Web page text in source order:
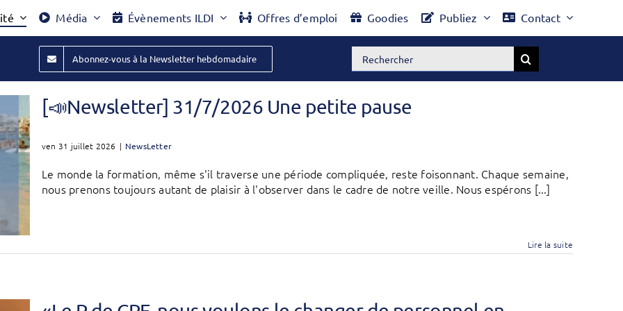
Média Évènements ILDI Offres d’emploi Goodies Publiez Contact
Abonnez-vous à la Newsletter hebdomadaire Rechercher:
[📣Newsletter] 31/7/2026 Une petite pause
ven 31 juillet 2026 | NewsLetter
Le monde la formation, même s'il traverse une période compliquée, reste foisonnant. Chaque semaine,
nous prenons toujours autant de plaisir à l'observer dans le cadre de notre veille. Nous espérons [...]
Lire la suite